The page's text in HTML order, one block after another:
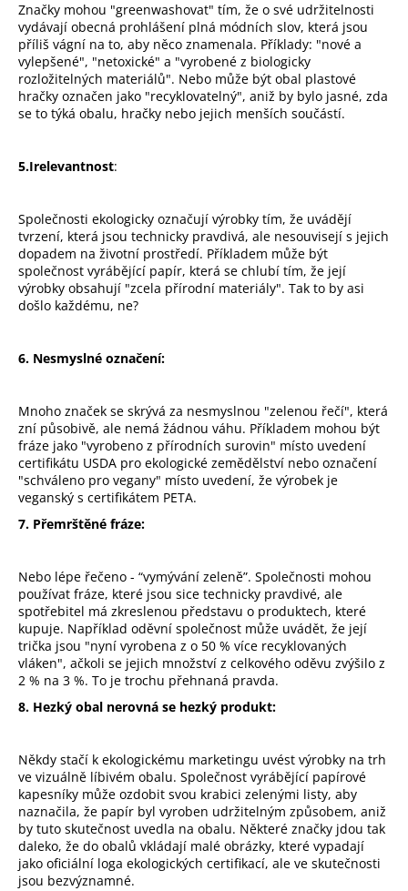
Značky mohou "greenwashovat" tím, že o své udržitelnosti
vydávají obecná prohlášení plná módních slov, která jsou
příliš vágní na to, aby něco znamenala. Příklady: "nové a
vylepšené", "netoxické" a "vyrobené z biologicky
rozložitelných materiálů". Nebo může být obal plastové
hračky označen jako "recyklovatelný", aniž by bylo jasné, zda
se to týká obalu, hračky nebo jejich menších součástí.
5.Irelevantnost:
Společnosti ekologicky označují výrobky tím, že uvádějí
tvrzení, která jsou technicky pravdivá, ale nesouvisejí s jejich
dopadem na životní prostředí. Příkladem může být
společnost vyrábějící papír, která se chlubí tím, že její
výrobky obsahují "zcela přírodní materiály". Tak to by asi
došlo každému, ne?
6. Nesmyslné označení:
Mnoho značek se skrývá za nesmyslnou "zelenou řečí", která
zní působivě, ale nemá žádnou váhu. Příkladem mohou být
fráze jako "vyrobeno z přírodních surovin" místo uvedení
certifikátu USDA pro ekologické zemědělství nebo označení
"schváleno pro vegany" místo uvedení, že výrobek je
veganský s certifikátem PETA.
7. Přemrštěné fráze:
Nebo lépe řečeno - “vymývání zeleně”. Společnosti mohou
používat fráze, které jsou sice technicky pravdivé, ale
spotřebitel má zkreslenou představu o produktech, které
kupuje. Například oděvní společnost může uvádět, že její
trička jsou "nyní vyrobena z o 50 % více recyklovaných
vláken", ačkoli se jejich množství z celkového oděvu zvýšilo z
2 % na 3 %. To je trochu přehnaná pravda.
8. Hezký obal nerovná se hezký produkt:
Někdy stačí k ekologickému marketingu uvést výrobky na trh
ve vizuálně líbivém obalu. Společnost vyrábějící papírové
kapesníky může ozdobit svou krabici zelenými listy, aby
naznačila, že papír byl vyroben udržitelným způsobem, aniž
by tuto skutečnost uvedla na obalu. Některé značky jdou tak
daleko, že do obalů vkládají malé obrázky, které vypadají
jako oficiální loga ekologických certifikací, ale ve skutečnosti
jsou bezvýznamné.